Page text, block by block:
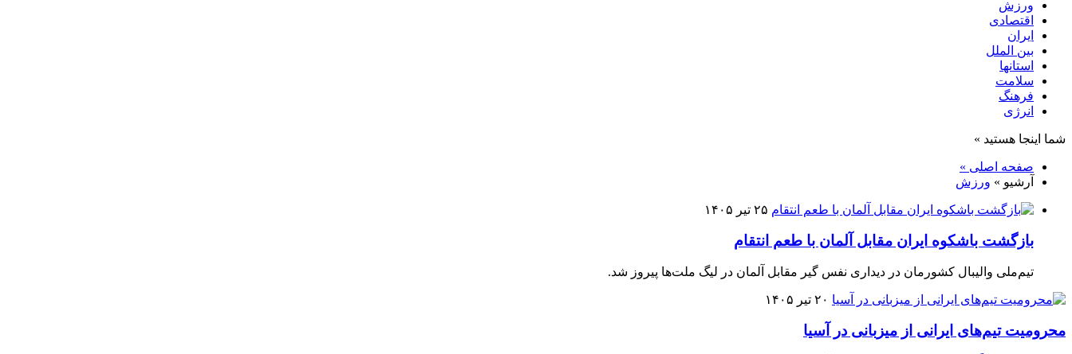
ورزش
اقتصادی
ایران
بین الملل
استانها
سلامت
فرهنگ
انرژی
شما اینجا هستید »
صفحه اصلی »
آرشیو » ورزش
۲۵ تیر ۱۴۰۵
بازگشت باشکوه ایران مقابل آلمان با طعم انتقام
تیم‌ملی والیبال کشورمان در دیداری نفس گیر مقابل آلمان در لیگ ملت‌ها پیروز شد.
۲۰ تیر ۱۴۰۵
محرومیت تیم‌های ایرانی از میزبانی در آسیا